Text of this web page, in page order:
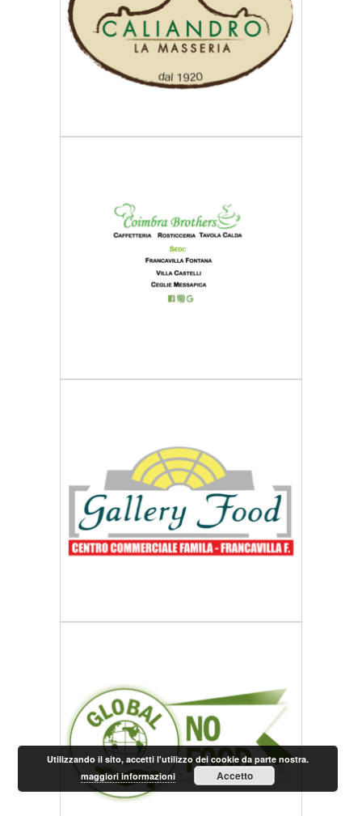
Utilizzando il sito, accetti l'utilizzo dei cookie da parte nostra.
maggiori informazioni
Accetto